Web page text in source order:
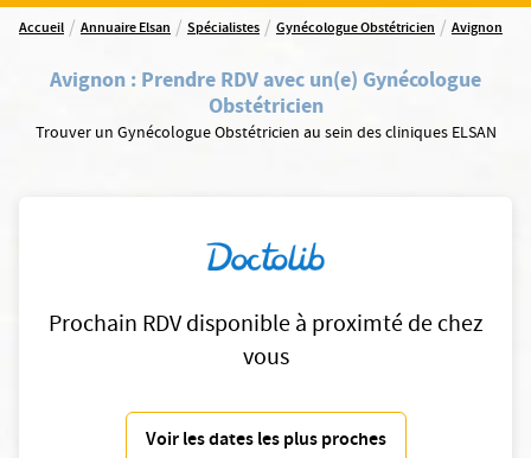
Accueil / Annuaire Elsan / Spécialistes / Gynécologue Obstétricien / Avignon
Avignon : Prendre RDV avec un(e) Gynécologue
Obstétricien
Trouver un Gynécologue Obstétricien au sein des cliniques ELSAN
Prochain RDV disponible à proximté de chez
vous
Voir les dates les plus proches